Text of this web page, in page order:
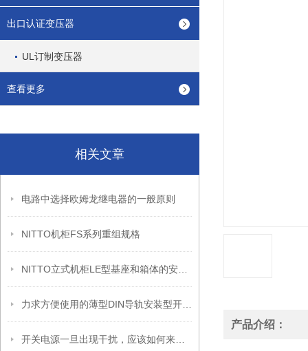
出口认证变压器
UL订制变压器
查看更多
相关文章
电路中选择欧姆龙继电器的一般原则
NITTO机柜FS系列重组规格
产品介绍：